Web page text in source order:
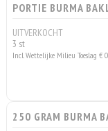
PORTIE BURMA
UITVERKOCHT
3 st
Incl. Wettelijke Milieu Toeslag €
250 GRAM BURMA